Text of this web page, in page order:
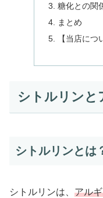
糖化との関
まとめ
【当店につ
シトルリンと
シトルリンとは
シトルリンは、 アル